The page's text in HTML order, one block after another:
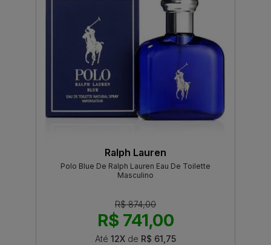
Ralph Lauren
Polo Blue De Ralph Lauren Eau De Toilette
Masculino
R$ 874,00
R$ 741,00
Até 12X de R$ 61,75